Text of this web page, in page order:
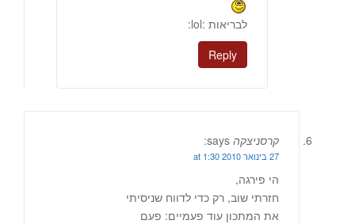
לבריאות :lol:
Reply
קרסניצקה says:
27 בינואר 2010 at 1:30
הי פירגה,
חזרתי שוב, רק כדי לדווח שניסיתי
את המתכון עוד פעמיים: פעם